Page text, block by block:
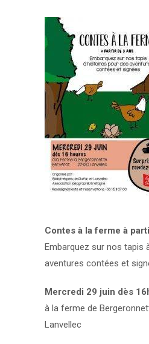
Contes à la ferme à
Embarquez sur nos tapis
aventures contées et
Mercredi 29 juin dès
à la ferme de
Lanvellec